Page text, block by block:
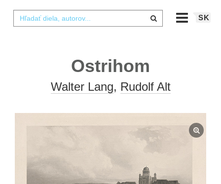
SK
Ostrihom
Walter Lang, Rudolf Alt